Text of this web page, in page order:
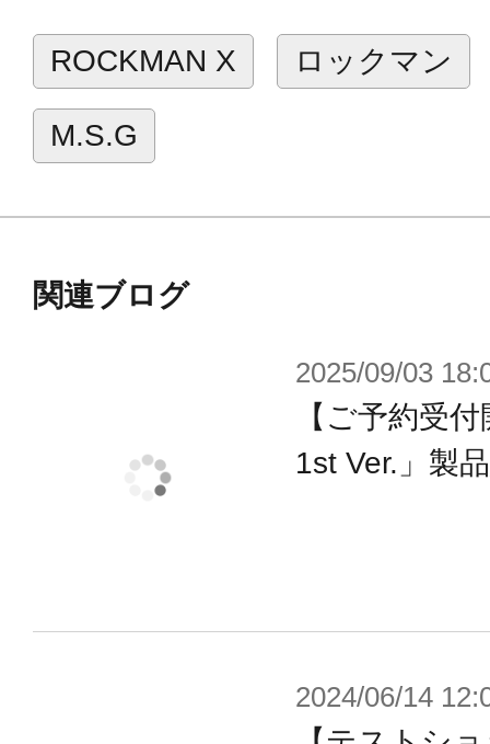
■仕様
・フェイスパーツの差し替えにより
・腰ベルトの一部パーツを差し替え
・サーベルは形状の違う2種類が付属
・一部塗装済みマルチカラーキット
初心者の方も安心して組立てる事が
ーム中のイメージに近いシグマが完
・差し替え顔パーツ3種（通常、笑
ROCKMAN X ロックマン
M.S.G
関連ブログ
2025/09/03
【ご予約受
1st Ver.」製
2024/06/14